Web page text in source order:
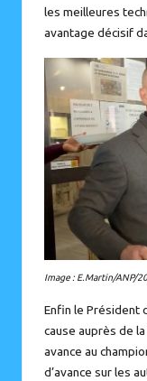
les meilleures
avantage décisif
Image : E.Martin/ANP/
Enfin le Président
cause auprès de
avance au
d’avance sur les